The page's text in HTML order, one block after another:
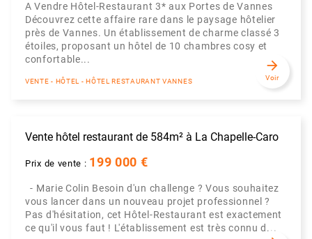
A Vendre Hôtel-Restaurant 3* aux Portes de Vannes
Découvrez cette affaire rare dans le paysage hôtelier
près de Vannes. Un établissement de charme classé 3
étoiles, proposant un hôtel de 10 chambres cosy et
confortable...
VENTE - HÔTEL - HÔTEL RESTAURANT VANNES
arrow_forward
Voir
Vente hôtel restaurant de 584m² à La Chapelle-Caro
Prix de vente : 199 000 €
- Marie Colin Besoin d'un challenge ? Vous souhaitez
vous lancer dans un nouveau projet professionnel ?
Pas d'hésitation, cet Hôtel-Restaurant est exactement
ce qu'il vous faut ! L'établissement est très connu d...